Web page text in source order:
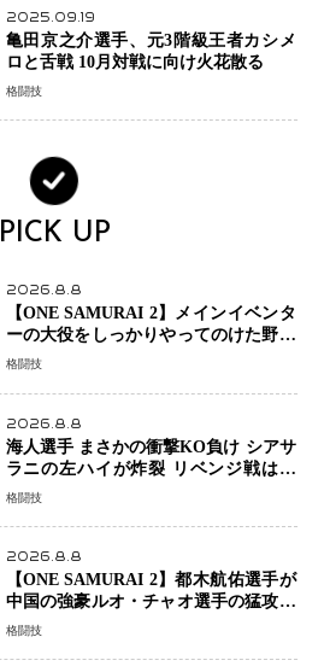
2025.09.19
亀田京之介選手、元3階級王者カシメ
格闘技
PICK UP
2026.8.8
【ONE SAMURAI 2】メインイベンタ
ーの大役をしっかりやってのけた野杁
正明が衝撃のリベンジ！ リウ・メン
ーで完全決着
格闘技
2026.8.8
海人選手 まさかの衝撃KO負け シアサ
ラニの左ハイが炸裂 リベンジ戦は一
瞬で決着
格闘技
2026.8.8
【ONE SAMURAI 2】都木航佑選手が
中国の強豪ルオ・チャオ選手の猛攻を
受けながらも的確な攻撃で応戦 最後
格闘技